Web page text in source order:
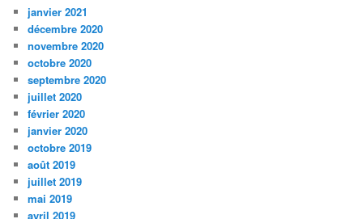
janvier 2021
décembre 2020
novembre 2020
octobre 2020
septembre 2020
juillet 2020
février 2020
janvier 2020
octobre 2019
août 2019
juillet 2019
mai 2019
avril 2019